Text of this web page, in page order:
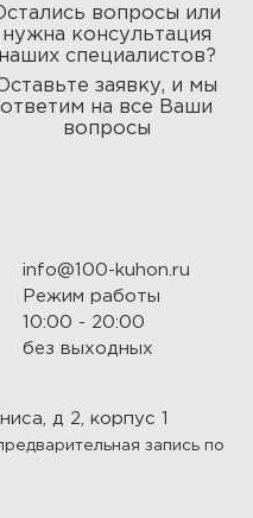
вопросы или
нужна консультация
наших специалистов?
заявку, и мы
ответим на все Ваши
вопросы
info@100-kuhon.ru
Режим работы
10:00 - 20:00
без выходных
д 2, корпус 1
запись по